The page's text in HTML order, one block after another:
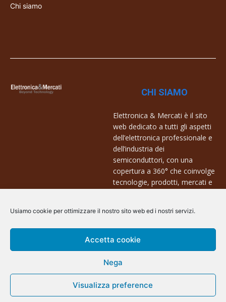
Usiamo cookie per ottimizzare il nostro sito web ed i nostri servizi.
Accetta cookie
Nega
Visualizza preference
Chi siamo
CHI SIAMO
Elettronica & Mercati è il sito
web dedicato a tutti gli aspetti
dell’elettronica professionale e
dell’industria dei
semiconduttori, con una
copertura a 360° che coinvolge
tecnologie, prodotti, mercati e
Contatti:
info@arscommunication.it
@ArsCommunication 2023